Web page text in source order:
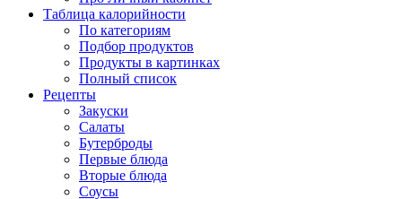
Таблица калорийности
По категориям
Подбор продуктов
Продукты в картинках
Полный список
Рецепты
Закуски
Салаты
Бутерброды
Первые блюда
Вторые блюда
Соусы